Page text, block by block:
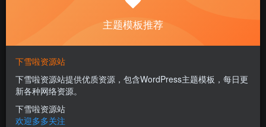
⚙️版本：7.1.5
🌈说明：解锁[扫描全能王收费版]黄金标识高级账户特权：
100次本地OCR识别次数 (by GoMods, Gold)
主题模板推荐
下雪啦资源站
下雪啦资源站提供优质资源，包含WordPress主题模板，每日更
新各种网络资源。
下雪啦资源站
欢迎多多关注